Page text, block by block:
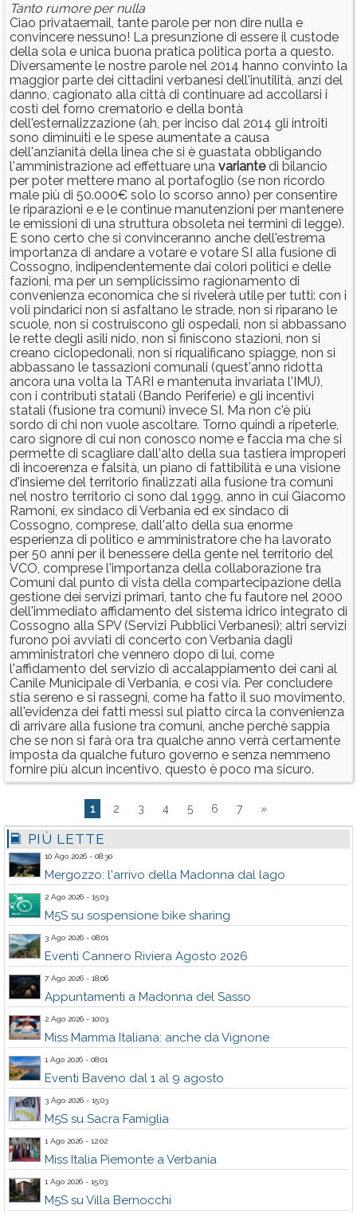
Tanto rumore per nulla
Ciao privataemail, tante parole per non dire nulla e
convincere nessuno! La presunzione di essere il custode
della sola e unica buona pratica politica porta a questo.
Diversamente le nostre parole nel 2014 hanno convinto la
maggior parte dei cittadini verbanesi dell'inutilità, anzi del
danno, cagionato alla città di continuare ad accollarsi i
costi del forno crematorio e della bontà
dell'esternalizzazione (ah, per inciso dal 2014 gli introiti
sono diminuiti e le spese aumentate a causa
dell'anzianità della linea che si è guastata obbligando
l'amministrazione ad effettuare una variantedi bilancio
per poter mettere mano al portafoglio (se non ricordo
male più di 50.000€ solo lo scorso anno) per consentire
le riparazioni e e le continue manutenzioni per mantenere
le emissioni di una struttura obsoleta nei termini di legge).
E sono certo che si convinceranno anche dell'estrema
importanza di andare a votare e votare SI alla fusione di
Cossogno, indipendentemente dai colori politici e delle
fazioni, ma per un semplicissimo ragionamento di
convenienza economica che si rivelerà utile per tutti: con i
voli pindarici non si asfaltano le strade, non si riparano le
scuole, non si costruiscono gli ospedali, non si abbassano
le rette degli asili nido, non si finiscono stazioni, non si
creano ciclopedonali, non si riqualificano spiagge, non si
abbassano le tassazioni comunali (quest'anno ridotta
ancora una volta la TARI e mantenuta invariata l'IMU),
con i contributi statali (Bando Periferie) e gli incentivi
statali (fusione tra comuni) invece SI. Ma non c'è più
sordo di chi non vuole ascoltare. Torno quindi a ripeterle,
caro signore di cui non conosco nome e faccia ma che si
permette di scagliare dall'alto della sua tastiera improperi
di incoerenza e falsità, un piano di fattibilità e una visione
d'insieme del territorio finalizzati alla fusione tra comuni
nel nostro territorio ci sono dal 1999, anno in cui Giacomo
Ramoni, ex sindaco di Verbania ed ex sindaco di
Cossogno, comprese, dall'alto della sua enorme
esperienza di politico e amministratore che ha lavorato
per 50 anni per il benessere della gente nel territorio del
VCO, comprese l'importanza della collaborazione tra
Comuni dal punto di vista della compartecipazione della
gestione dei servizi primari, tanto che fu fautore nel 2000
dell'immediato affidamento del sistema idrico integrato di
Cossogno alla SPV (Servizi Pubblici Verbanesi); altri servizi
furono poi avviati di concerto con Verbania dagli
amministratori che vennero dopo di lui, come
l'affidamento del servizio di accalappiamento dei cani al
Canile Municipale di Verbania, e così via. Per concludere
stia sereno e si rassegni, come ha fatto il suo movimento,
all'evidenza dei fatti messi sul piatto circa la convenienza
di arrivare alla fusione tra comuni, anche perchè sappia
che se non si farà ora tra qualche anno verrà certamente
imposta da qualche futuro governo e senza nemmeno
fornire più alcun incentivo, questo è poco ma sicuro.
1 2 3 4 5 6 7 »
PIÙ LETTE
10 Ago 2026 - 08:30
Mergozzo: l'arrivo della Madonna dal lago
2 Ago 2026 - 15:03
M5S su sospensione bike sharing
3 Ago 2026 - 08:01
Eventi Cannero Riviera Agosto 2026
7 Ago 2026 - 18:06
Appuntamenti a Madonna del Sasso
2 Ago 2026 - 10:03
Miss Mamma Italiana: anche da Vignone
1 Ago 2026 - 08:01
Eventi Baveno dal 1 al 9 agosto
3 Ago 2026 - 15:03
M5S su Sacra Famiglia
1 Ago 2026 - 12:02
Miss Italia Piemonte a Verbania
1 Ago 2026 - 15:03
M5S su Villa Bernocchi